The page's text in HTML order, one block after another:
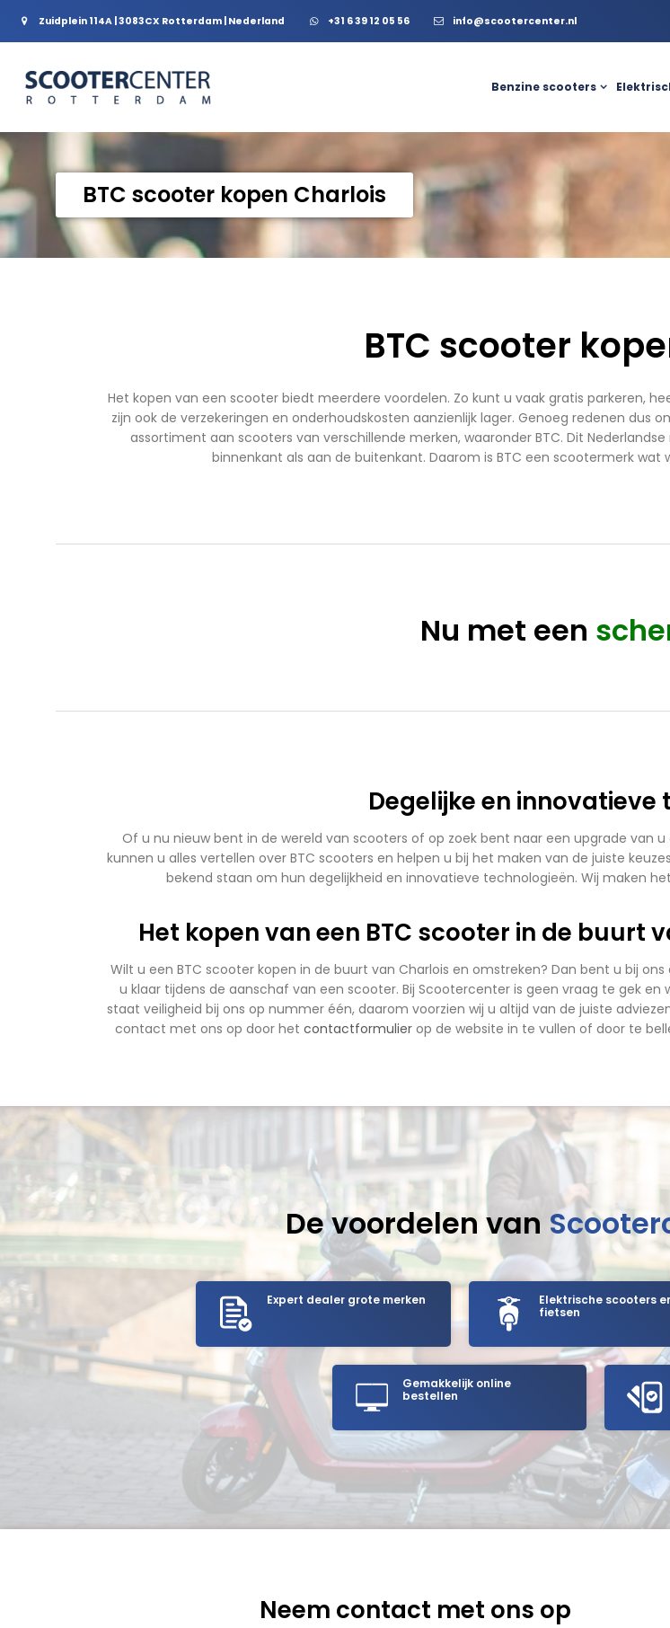
Zuidplein 114A | 3083CX Rotterdam | Nederland +31 6 39 12 05 56 info@scootercenter.nl
Benzine scooters
BTC scooter kopen Charlois
BTC scooter
Het kopen van een scooter biedt meerdere voordelen. Zo kunt u vaak gratis parkeren,
zijn ook de verzekeringen en onderhoudskosten aanzienlijk lager. Genoeg redenen dus
assortiment aan scooters van verschillende merken, waaronder BTC. Dit
binnenkant als aan de buitenkant. Daarom is BTC een scootermerk
Nu met een
Degelijke en innovatieve
Of u nu nieuw bent in de wereld van scooters of op zoek bent naar een upgrade van
kunnen u alles vertellen over BTC scooters en helpen u bij het maken van de juiste
bekend staan om hun degelijkheid en innovatieve technologieën. Wij maken
Het kopen van een BTC scooter in de buurt
Wilt u een BTC scooter kopen in de buurt van Charlois en omstreken? Dan bent u bij
u klaar tijdens de aanschaf van een scooter. Bij Scootercenter is geen vraag te gek
staat veiligheid bij ons op nummer één, daarom voorzien wij u altijd van de juiste
contact met ons op door het contactformulierop de website in te vullen of door te
De voordelen van
Expert dealer grote merken
Elektrische scooters
fietsen
Gemakkelijk online
bestellen
Neem contact met ons op